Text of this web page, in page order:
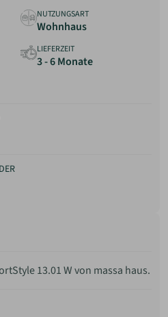
NUTZUNGSART
Wohnhaus
LIEFERZEIT
3 - 6 Monate
13.01 W von massa haus.